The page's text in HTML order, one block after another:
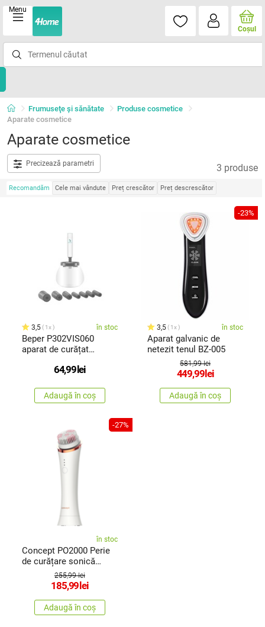
Menu
Coşul
Frumuseţe şi sănătate
Produse cosmetice
Aparate cosmetice
Aparate cosmetice
Precizează parametri 3 produse
Recomandăm Cele mai vândute Preț crescător Preț descrescător
3,5 1x în stoc
Beper P302VIS060
aparat de curățat
64,99 lei
Adaugă în coș
-23%
3,5 1x în stoc
Aparat galvanic de
netezit tenul BZ-005
581,99 lei
449,99 lei
Adaugă în coș
-27%
în stoc
Concept PO2000 Perie
de curățare sonică
pentru față Perfect Skin
255,99 lei
185,99 lei
Adaugă în coș